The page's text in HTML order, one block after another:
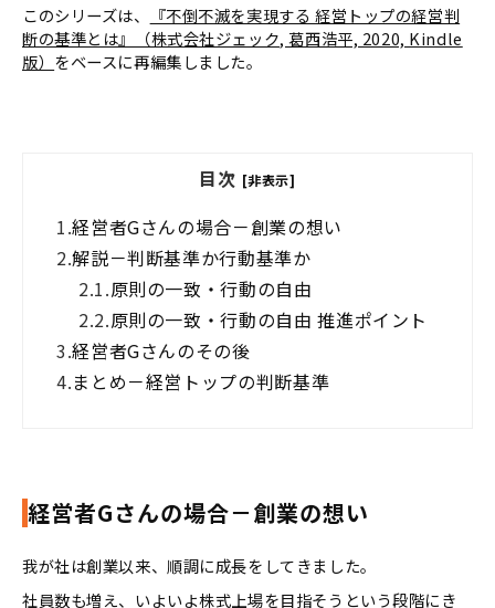
このシリーズは、
『不倒不滅を実現する 経営トップの経営判
断の基準とは』（株式会社ジェック, 葛西浩平, 2020, Kindle
版） をベースに再編集しました。
目次 [非表示]
1.経営者Gさんの場合－創業の想い
2.解説－判断基準か行動基準か
2.1.原則の一致・行動の自由
2.2.原則の一致・行動の自由 推進ポイント
3.経営者Gさんのその後
4.まとめ－経営トップの判断基準
経営者Gさんの場合－創業の想い
我が社は創業以来、順調に成⾧をしてきました。
社員数も増え、いよいよ株式上場を目指そうという段階にき